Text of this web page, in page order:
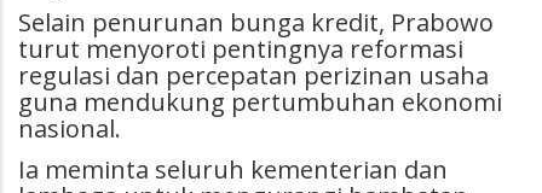
Selain penurunan bunga kredit, Prabowo
turut menyoroti pentingnya reformasi
regulasi dan percepatan perizinan usaha
guna mendukung pertumbuhan ekonomi
nasional.
Ia meminta seluruh kementerian dan